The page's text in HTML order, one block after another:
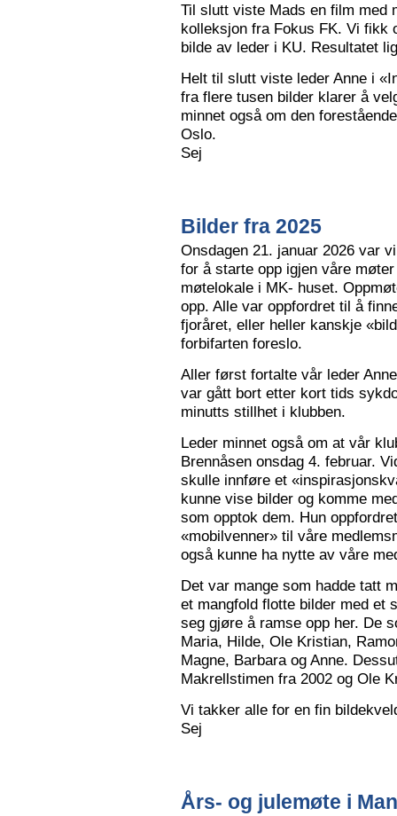
Til slutt viste Mads en film med
kolleksjon fra Fokus FK. Vi fikk
bilde av leder i KU. Resultatet
Helt til slutt viste leder Anne i
fra flere tusen bilder klarer å
minnet også om den
Oslo.
Sej
Bilder fra 2025
Onsdagen 21. januar 2026 var
for å starte opp igjen våre
møtelokale i MK- huset.
opp. Alle var oppfordret til å
fjoråret, eller heller kanskje
forbifarten foreslo.
Aller først fortalte vår leder
var gått bort etter kort tids
minutts stillhet i klubben.
Leder minnet også om at vår
Brennåsen onsdag 4. februar.
skulle innføre et
kunne vise bilder og komme
som opptok dem. Hun
«mobilvenner» til våre
også kunne ha nytte av våre
Det var mange som hadde tatt
et mangfold flotte bilder med et
seg gjøre å ramse opp her. De
Maria, Hilde, Ole Kristian,
Magne, Barbara og Anne.
Makrellstimen fra 2002 og Ole
Vi takker alle for en fin
Sej
Års- og julemøte i